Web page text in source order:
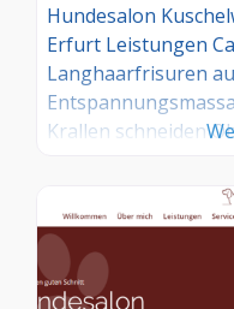
Hundesalon
Erfurt Leistungen
Langhaarfrisuren
Krallen schneiden
Ungeziefer / Flöhe
verschmutzte Tiere
Styling / Glanz /